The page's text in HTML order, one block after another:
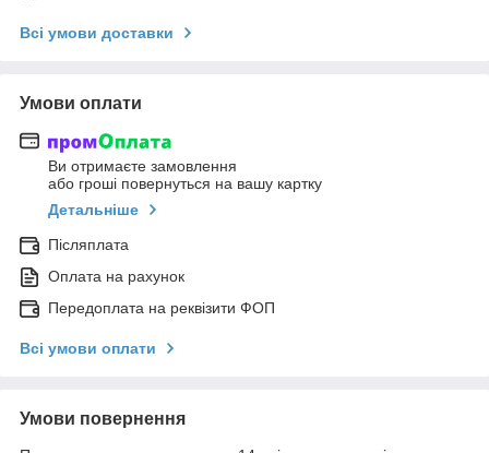
Всі умови доставки
Умови оплати
Ви отримаєте замовлення
або гроші повернуться на вашу картку
Детальніше
Післяплата
Оплата на рахунок
Передоплата на реквізити ФОП
Всі умови оплати
Умови повернення